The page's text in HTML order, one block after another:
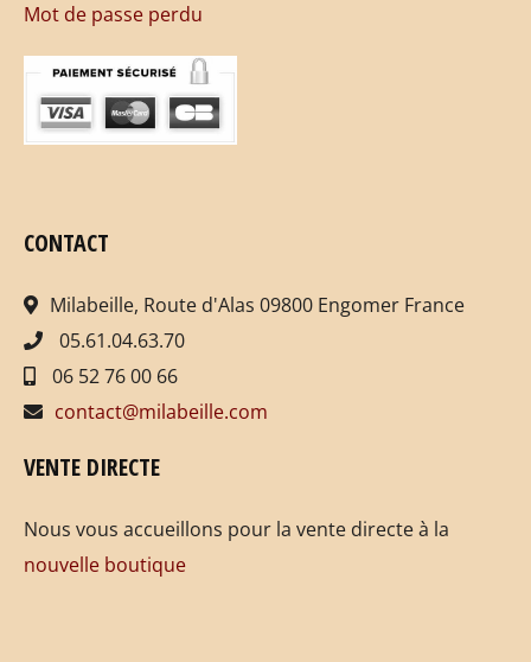
Mot de passe perdu
CONTACT
Milabeille, Route d'Alas 09800 Engomer France
05.61.04.63.70
06 52 76 00 66
contact@milabeille.com
VENTE DIRECTE
Nous vous accueillons pour la vente directe à la
nouvelle boutique